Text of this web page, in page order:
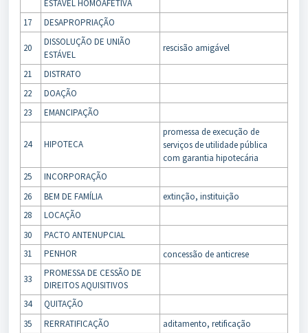
ESTÁVEL HOMOAFETIVA
17
DESAPROPRIAÇÃO
20
DISSOLUÇÃO DE UNIÃO
ESTÁVEL
rescisão amigável
21
DISTRATO
22
DOAÇÃO
23
EMANCIPAÇÃO
24 HIPOTECA
promessa de execução de
serviços de utilidade pública
com garantia hipotecária
25
INCORPORAÇÃO
26
BEM DE FAMÍLIA
extinção, instituição
28
LOCAÇÃO
30
PACTO ANTENUPCIAL
31
PENHOR concessão de anticrese
33
PROMESSA DE CESSÃO DE
DIREITOS AQUISITIVOS
34
QUITAÇÃO
35
RERRATIFICAÇÃO aditamento, retificação